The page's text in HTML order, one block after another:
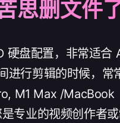
思删文件
硬盘配置，非常适合
进行剪辑的时候，常
M1 Max /MacBook
专业的视频创作者